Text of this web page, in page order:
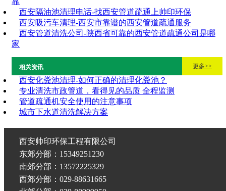
西安隔油池清理电话-找西安管道疏通上帅印环保
西安吸污车清理-西安市靠谱的西安管道疏通服务
西安管道清洗公司-陕西省可靠的西安管道疏通公司是哪
家
相关资讯 更多>>
西安化粪池清理-如何正确的清理化粪池？
专业清洗市政管道，看得见的品质 全程监测
管道疏通机安全使用的注意事项
城市下水道清洗解决方案
西安帅印环保工程有限公司
东郊分部：15349251230
南郊分部：13572225329
西郊分部：029-88631665